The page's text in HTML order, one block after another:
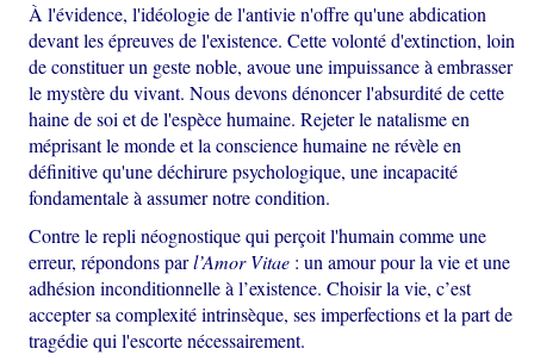
À l'évidence, l'idéologie de l'antivie n'offre qu'une abdication
devant les épreuves de l'existence. Cette volonté d'extinction, loin
de constituer un geste noble, avoue une impuissance à embrasser
le mystère du vivant. Nous devons dénoncer l'absurdité de cette
haine de soi et de l'espèce humaine. Rejeter le natalisme en
méprisant le monde et la conscience humaine ne révèle en
définitive qu'une déchirure psychologique, une incapacité
fondamentale à assumer notre condition.
Contre le repli néognostique qui perçoit l'humain comme une
erreur, répondons parl’Amor Vitae : un amour pour la vie et une
adhésion inconditionnelle à l’existence. Choisir la vie, c’est
accepter sa complexité intrinsèque, ses imperfections et la part de
tragédie qui l'escorte nécessairement.